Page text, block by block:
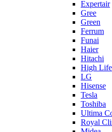
Expertair
Gree
Green
Ferrum
Funai
Haier
Hitachi
High Life
LG
Hisense
Tesla
Toshiba
Ultima
Royal